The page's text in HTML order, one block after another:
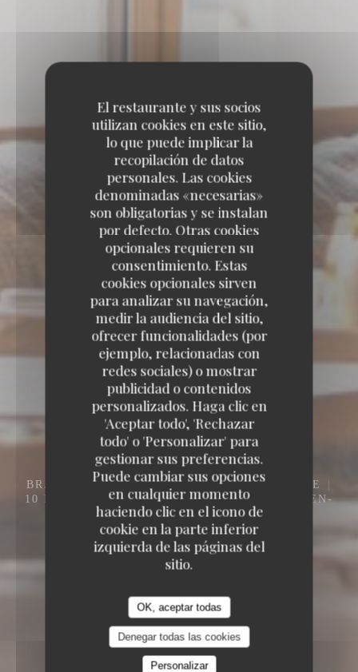
El restaurante y sus socios
utilizan cookies en este sitio,
lo que puede implicar la
recopilación de datos
personales. Las cookies
denominadas «necesarias»
son obligatorias y se instalan
por defecto. Otras cookies
opcionales requieren su
consentimiento. Estas
cookies opcionales sirven
para analizar su navegación,
medir la audiencia del sitio,
ofrecer funcionalidades (por
ejemplo, relacionadas con
redes sociales) o mostrar
publicidad o contenidos
personalizados. Haga clic en
'Aceptar todo', 'Rechazar
todo' o 'Personalizar' para
gestionar sus preferencias.
Puede cambiar sus opciones
en cualquier momento
haciendo clic en el icono de
cookie en la parte inferior
izquierda de las páginas del
sitio.
OK, aceptar todas
Denegar todas las cookies
Personalizar
BRASSERIE MÉDITERRANÉENNE / TERRASSE
10 PL. DE LA RÉPUBLIQUE 93400 SAINT-OUEN-
SUR-SEINE